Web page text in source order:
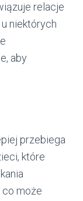
relacje
niektórych
aby
przebiega
które
co może